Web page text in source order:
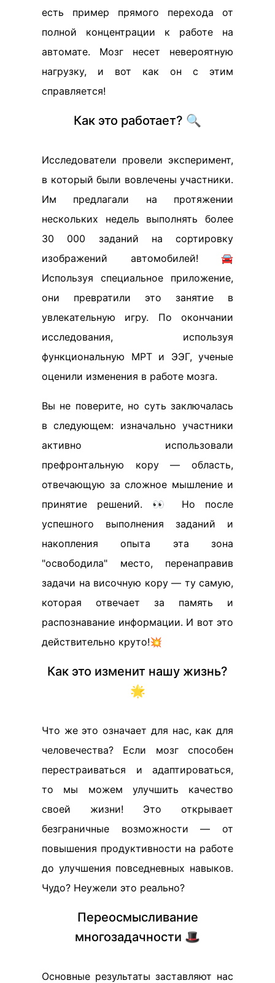
есть пример прямого перехода от
полной концентрации к работе на
автомате. Мозг несет невероятную
нагрузку, и вот как он с этим
справляется!
Как это работает? 🔍
Исследователи провели эксперимент,
в который были вовлечены участники.
Им предлагали на протяжении
нескольких недель выполнять более
30 000 заданий на сортировку
изображений автомобилей! 🚘
Используя специальное приложение,
они превратили это занятие в
увлекательную игру. По окончании
исследования, используя
функциональную МРТ и ЭЭГ, ученые
оценили изменения в работе мозга.
Вы не поверите, но суть заключалась
в следующем: изначально участники
активно использовали
префронтальную кору — область,
отвечающую за сложное мышление и
принятие решений. 👀 Но после
успешного выполнения заданий и
накопления опыта эта зона
"освободила" место, перенаправив
задачи на височную кору — ту самую,
которая отвечает за память и
распознавание информации. И вот это
действительно круто!💥
Как это изменит нашу жизнь?
🌟
Что же это означает для нас, как для
человечества? Если мозг способен
перестраиваться и адаптироваться,
то мы можем улучшить качество
своей жизни! Это открывает
безграничные возможности — от
повышения продуктивности на работе
до улучшения повседневных навыков.
Чудо? Неужели это реально?
Переосмысливание
многозадачности 🎩
Основные результаты заставляют нас